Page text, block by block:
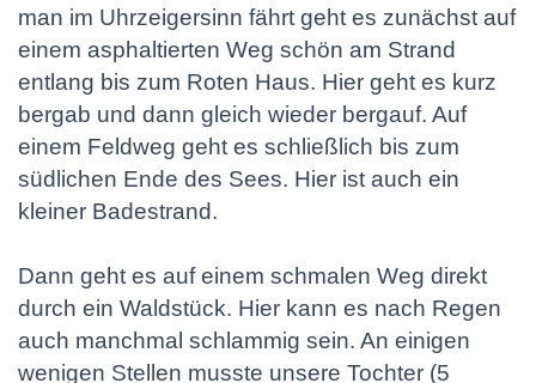
man im Uhrzeigersinn fährt geht es zunächst auf
einem asphaltierten Weg schön am Strand
entlang bis zum Roten Haus. Hier geht es kurz
bergab und dann gleich wieder bergauf. Auf
einem Feldweg geht es schließlich bis zum
südlichen Ende des Sees. Hier ist auch ein
kleiner Badestrand.
Dann geht es auf einem schmalen Weg direkt
durch ein Waldstück. Hier kann es nach Regen
auch manchmal schlammig sein. An einigen
wenigen Stellen musste unsere Tochter (5